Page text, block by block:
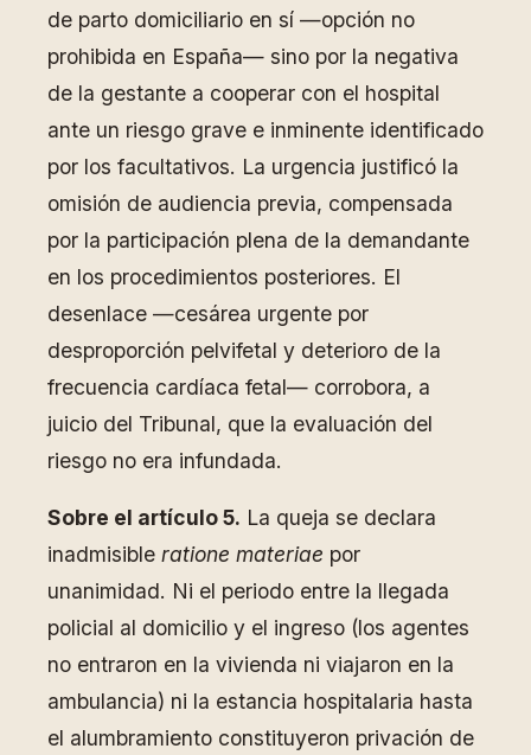
de parto domiciliario en sí —opción no
prohibida en España— sino por la negativa
de la gestante a cooperar con el hospital
ante un riesgo grave e inminente identificado
por los facultativos. La urgencia justificó la
omisión de audiencia previa, compensada
por la participación plena de la demandante
en los procedimientos posteriores. El
desenlace —cesárea urgente por
desproporción pelvifetal y deterioro de la
frecuencia cardíaca fetal— corrobora, a
juicio del Tribunal, que la evaluación del
riesgo no era infundada.
Sobre el artículo 5. La queja se declara
inadmisible ratione materiae por
unanimidad. Ni el periodo entre la llegada
policial al domicilio y el ingreso (los agentes
no entraron en la vivienda ni viajaron en la
ambulancia) ni la estancia hospitalaria hasta
el alumbramiento constituyeron privación de